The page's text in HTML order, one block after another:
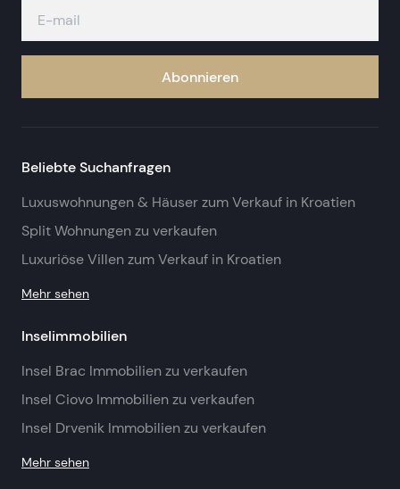
Abonnieren
Beliebte Suchanfragen
Luxuswohnungen & Häuser zum Verkauf in Kroatien
Split Wohnungen zu verkaufen
Luxuriöse Villen zum Verkauf in Kroatien
Mehr sehen
Inselimmobilien
Insel Brac Immobilien zu verkaufen
Insel Ciovo Immobilien zu verkaufen
Insel Drvenik Immobilien zu verkaufen
Mehr sehen